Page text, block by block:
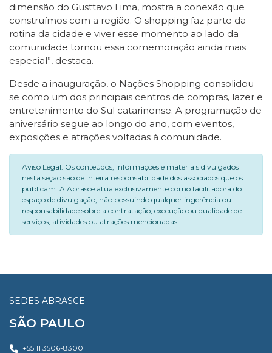
dimensão do Gusttavo Lima, mostra a conexão que
construímos com a região. O shopping faz parte da
rotina da cidade e viver esse momento ao lado da
comunidade tornou essa comemoração ainda mais
especial”, destaca.
Desde a inauguração, o Nações Shopping consolidou-
se como um dos principais centros de compras, lazer e
entretenimento do Sul catarinense. A programação de
aniversário segue ao longo do ano, com eventos,
exposições e atrações voltadas à comunidade.
Aviso Legal: Os conteúdos, informações e materiais divulgados
nesta seção são de inteira responsabilidade dos associados que os
publicam. A Abrasce atua exclusivamente como facilitadora do
espaço de divulgação, não possuindo qualquer ingerência ou
responsabilidade sobre a contratação, execução ou qualidade de
serviços, atividades ou atrações mencionadas.
SEDES ABRASCE
SÃO PAULO
+55 11 3506-8300